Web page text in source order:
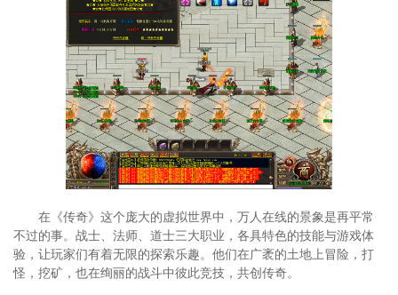
在《传奇》这个庞大的虚拟世界中，万人在线的景象是再平常
不过的事。战士、法师、道士三大职业，各具特色的技能与游戏体
验，让玩家们有着无限的探索乐趣。他们在广袤的土地上冒险，打
怪，挖矿，也在绚丽的战斗中彼此竞技，共创传奇。